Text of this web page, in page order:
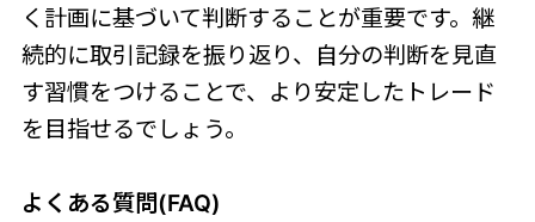
く計画に基づいて判断することが重要です。継
続的に取引記録を振り返り、自分の判断を見直
す習慣をつけることで、より安定したトレード
を目指せるでしょう。
よくある質問(FAQ)